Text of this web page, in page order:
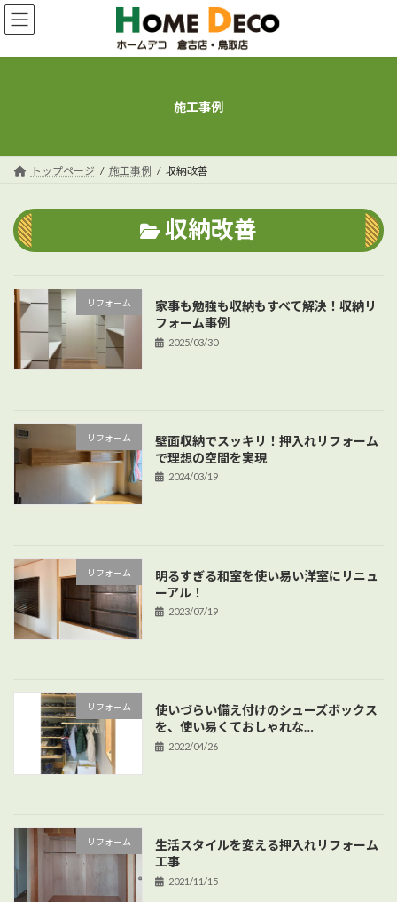
コ
ン
ン
ナ
ビ
ー
施工事例
トップページ 施工事例 収納改善
収納改善
リフォーム
家事も勉強も収納もすべて解決！収納リ
フォーム事例
2025/03/30
リフォーム
壁面収納でスッキリ！押入れリフォーム
で理想の空間を実現
2024/03/19
リフォーム
明るすぎる和室を使い易い洋室にリニュ
ーアル！
2023/07/19
リフォーム
使いづらい備え付けのシューズボックス
を、使い易くておしゃれな…
2022/04/26
リフォーム
生活スタイルを変える押入れリフォーム
工事
2021/11/15